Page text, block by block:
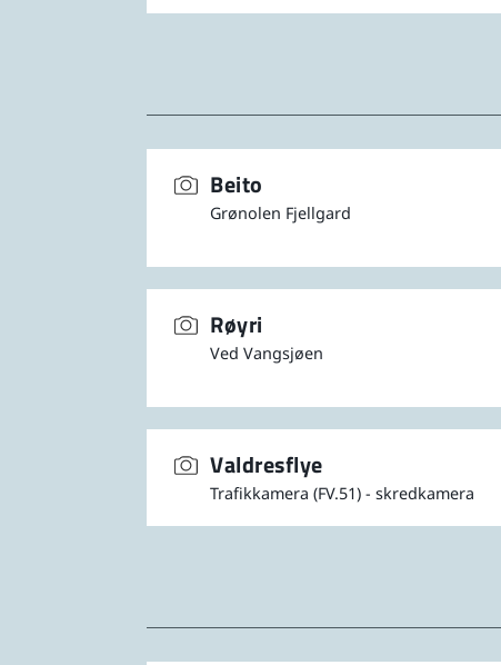
Beito
Grønolen Fjellgard
Røyri
Ved Vangsjøen
Valdresflye
Trafikkamera (FV.51) - skredkamera